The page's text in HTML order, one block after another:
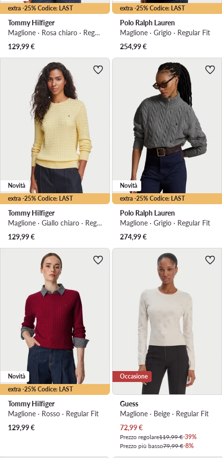
extra -25% Codice: LAST
Tommy Hilfiger
Maglione · Rosa chiaro · Regular Fit
129,99€
extra -25% Codice: LAST
Polo Ralph Lauren
Maglione · Grigio · Regular Fit
254,99€
extra -25% Codice: LAST
Novità
Tommy Hilfiger
Maglione · Giallo chiaro · Regular Fit
129,99€
extra -25% Codice: LAST
Novità
Polo Ralph Lauren
Maglione · Grigio · Regular Fit
274,99€
extra -25% Codice: LAST
Novità
Tommy Hilfiger
Maglione · Rosso · Regular Fit
129,99€
Occasione
Guess
Maglione · Beige · Regular Fit
Prezzo attuale
72,99€
Prezzo regolare119,99 €-39%
Prezzo più basso79,99 €-8%